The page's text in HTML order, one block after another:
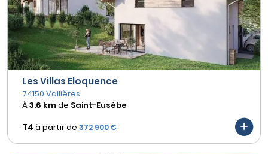
Les Villas Eloquence
74150 Vallières
À3.6 kmde Saint-Eusèbe
T4 à partir de 372 900 €